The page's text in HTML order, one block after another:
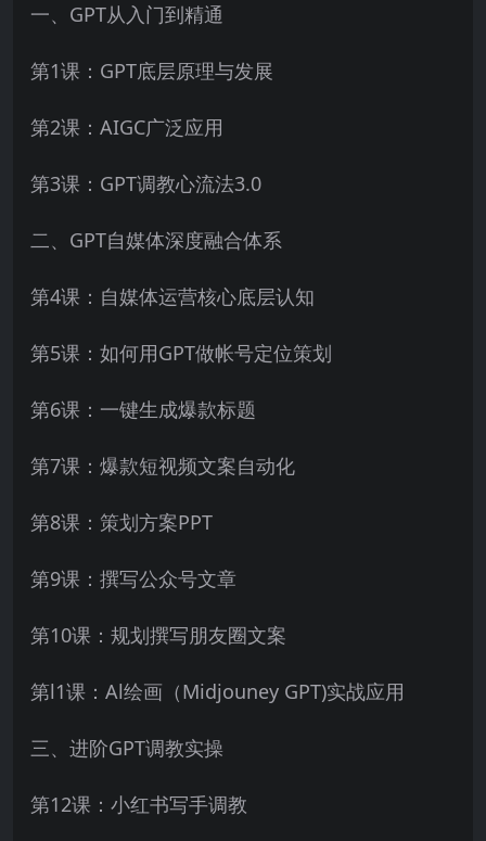
一、GPT从入门到精通
第1课：GPT底层原理与发展
第2课：AIGC广泛应用
第3课：GPT调教心流法3.0
二、GPT自媒体深度融合体系
第4课：自媒体运营核心底层认知
第5课：如何用GPT做帐号定位策划
第6课：一键生成爆款标题
第7课：爆款短视频文案自动化
第8课：策划方案PPT
第9课：撰写公众号文章
第10课：规划撰写朋友圈文案
第l1课：Al绘画（Midjouney GPT)实战应用
三、进阶GPT调教实操
第12课：小红书写手调教